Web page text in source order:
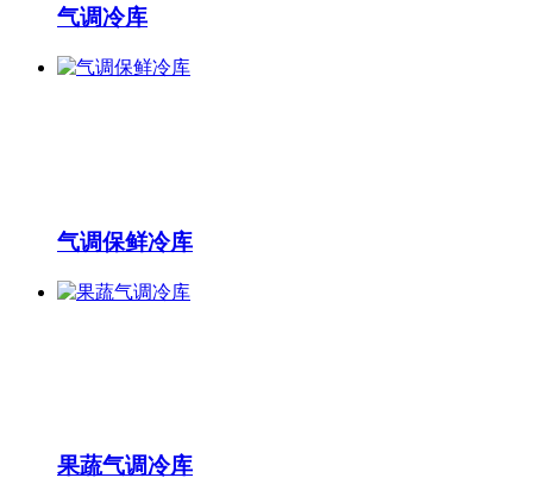
气调冷库
气调保鲜冷库
果蔬气调冷库